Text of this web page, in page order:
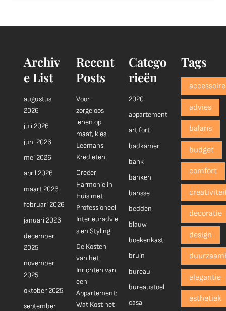
Archiv
e List
augustus
2026
juli 2026
juni 2026
mei 2026
april 2026
maart 2026
februari 2026
januari 2026
december
2025
november
2025
oktober 2025
september
Recent
Posts
Voor
zorgeloos
lenen op
maat, kies
Leemans
Kredieten!
Creëer
Harmonie in
Huis met
Professioneel
Interieuradvie
s en Styling
De Kosten
van het
Inrichten van
een
Appartement:
Wat Kost het
Catego
rieën
2020
appartement
artifort
badkamer
bank
banken
bansse
bedden
blauw
boekenkast
bruin
bureau
bureaustoel
casa
Tags
advies
balans
budget
comfort
decoratie
design
elegantie
esthetiek